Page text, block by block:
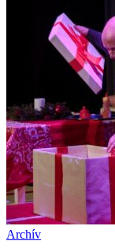
Archív